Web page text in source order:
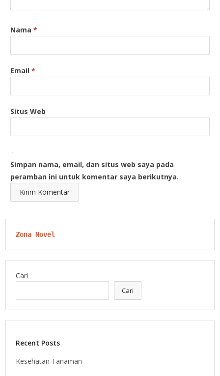
Nama*
Email*
Situs Web
Simpan nama, email, dan situs web saya pada
peramban ini untuk komentar saya berikutnya.
Zona Novel
Cari
Cari
Recent Posts
Kesehatan Tanaman